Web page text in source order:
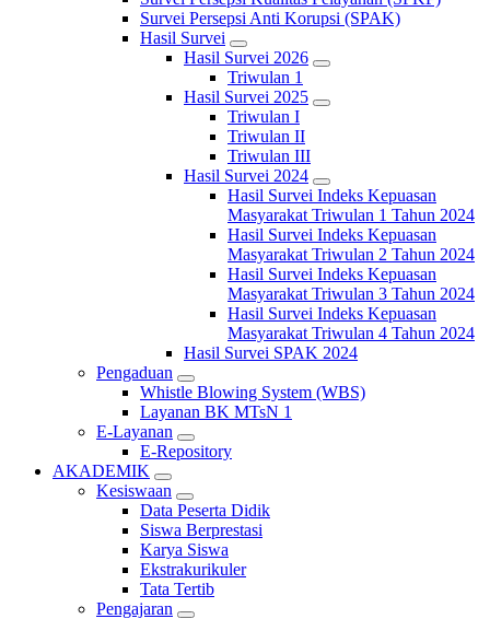
Survei Persepsi Anti Korupsi (SPAK)
Hasil Survei
Hasil Survei 2026
Triwulan 1
Hasil Survei 2025
Triwulan I
Triwulan II
Triwulan III
Hasil Survei 2024
Hasil Survei Indeks Kepuasan
Masyarakat Triwulan 1 Tahun 2024
Hasil Survei Indeks Kepuasan
Masyarakat Triwulan 2 Tahun 2024
Hasil Survei Indeks Kepuasan
Masyarakat Triwulan 3 Tahun 2024
Hasil Survei Indeks Kepuasan
Masyarakat Triwulan 4 Tahun 2024
Hasil Survei SPAK 2024
Pengaduan
Whistle Blowing System (WBS)
Layanan BK MTsN 1
E-Layanan
E-Repository
AKADEMIK
Kesiswaan
Data Peserta Didik
Siswa Berprestasi
Karya Siswa
Ekstrakurikuler
Tata Tertib
Pengajaran